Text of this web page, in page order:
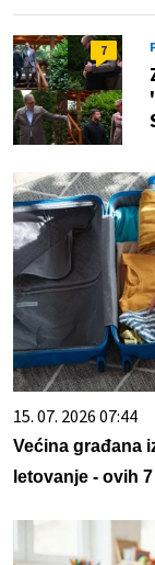
7
15. 07. 2026 07:44
Većina građana
letovanje - ovih